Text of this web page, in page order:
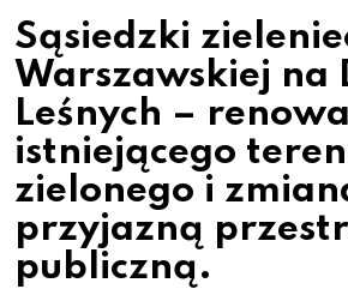
Sąsiedzki
Warszawskiej na
Leśnych –
istniejącego
zielonego i
przyjazną
publiczną.